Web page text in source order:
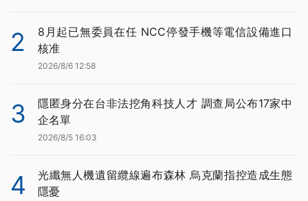
2
8月起已無委員在任 NCC停發手機等電信設備進口
核准
2026/8/6 12:58
3
隱匿身分在台非法挖角科技人才 調查局公布17家中
企名單
2026/8/5 16:03
4
光纖無人機遺留纜線遍布森林 烏克蘭指控造成生態
隱憂